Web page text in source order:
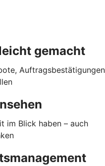
gemacht
Auftragsbestätigungen
im Blick haben – auch